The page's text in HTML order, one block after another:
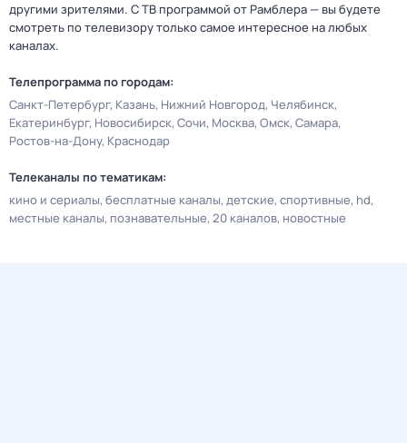
другими зрителями. С ТВ программой от Рамблера — вы будете
смотреть по телевизору только самое интересное на любых
каналах.
Телепрограмма по городам:
Санкт-Петербург Казань Нижний Новгород Челябинск
Екатеринбург Новосибирск Сочи Москва Омск Самара
Ростов-на-Дону Краснодар
Телеканалы по тематикам:
кино и сериалы бесплатные каналы детские спортивные hd
местные каналы познавательные 20 каналов новостные